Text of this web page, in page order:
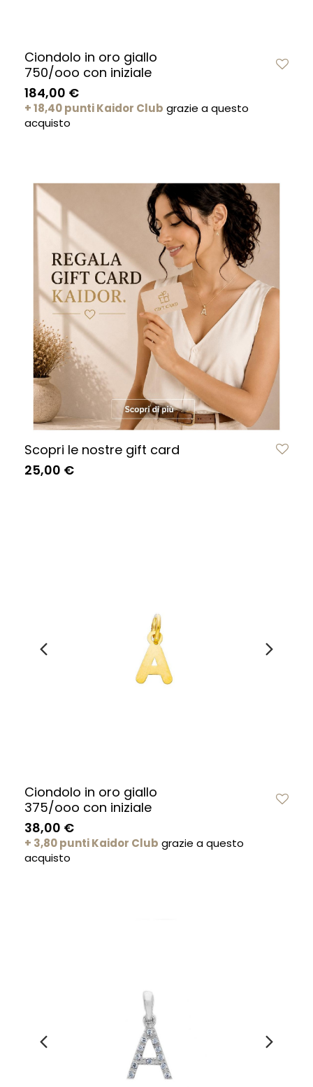
Ciondolo in oro giallo
750/ooo con iniziale
184,00 €
+ 18,40 punti Kaidor Club grazie a questo
acquisto
Scopri le nostre gift card
25,00 €
Ciondolo in oro giallo
375/ooo con iniziale
38,00 €
+ 3,80 punti Kaidor Club grazie a questo
acquisto